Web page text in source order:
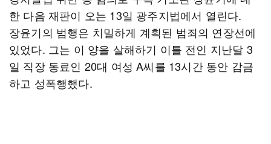
한 다음 재판이 오는 13일 광주지법에서 열린다.
장윤기의 범행은 치밀하게 계획된 범죄의 연장선에
있었다. 그는 이 양을 살해하기 이틀 전인 지난달 3
일 직장 동료인 20대 여성 A씨를 13시간 동안 감금
하고 성폭행했다.